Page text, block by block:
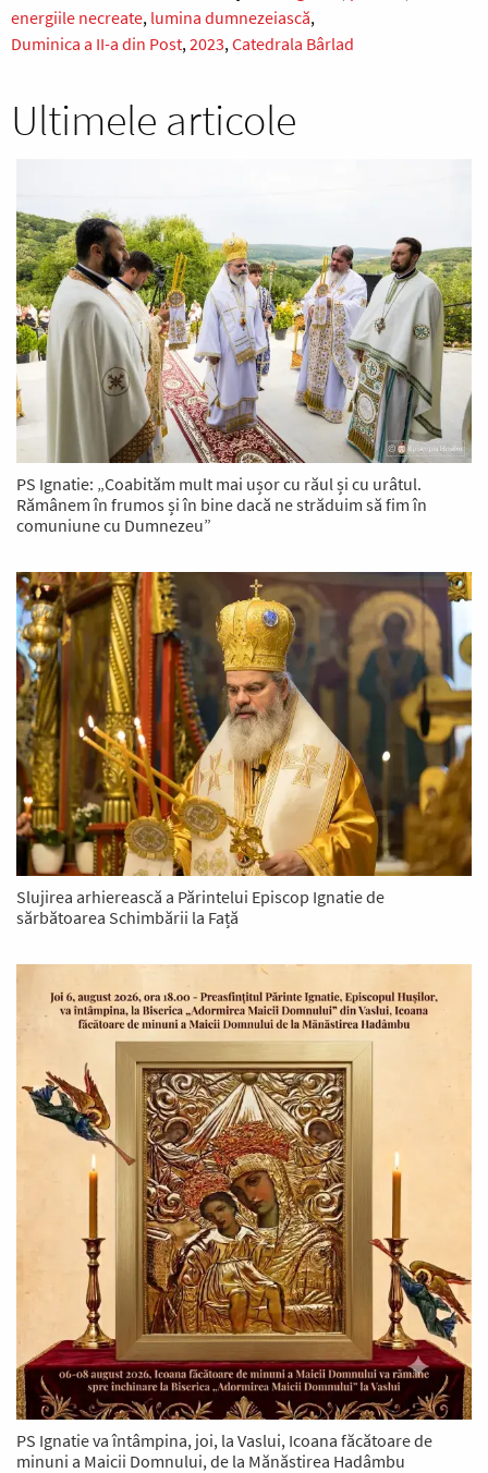
energiile necreate lumina dumnezeiască
Duminica a II-a din Post 2023 Catedrala Bârlad
Ultimele articole
PS Ignatie: „Coabităm mult mai ușor cu răul și cu urâtul.
Rămânem în frumos și în bine dacă ne străduim să fim în
comuniune cu Dumnezeu”
Slujirea arhierească a Părintelui Episcop Ignatie de
sărbătoarea Schimbării la Față
PS Ignatie va întâmpina, joi, la Vaslui, Icoana făcătoare de
minuni a Maicii Domnului, de la Mănăstirea Hadâmbu